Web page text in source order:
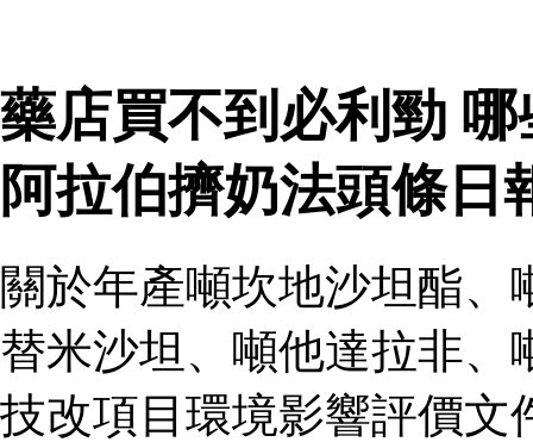
藥店買不到必利勁
阿拉伯擠奶法頭條日
關於年產噸坎地沙坦酯
替米沙坦、噸他達拉非
技改項目環境影響評價文